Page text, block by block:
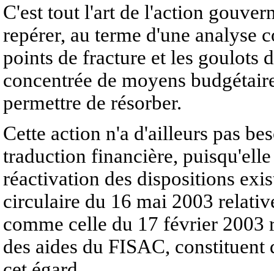
C'est tout l'art de l'action
repérer, au terme d'une analyse
points de fracture et les goulots
concentrée de moyens
permettre de résorber.
Cette action n'a d'ailleurs pas
traduction financière,
réactivation des dispositions
circulaire du 16 mai 2003
comme celle du 17 février
des aides du FISAC, constituent